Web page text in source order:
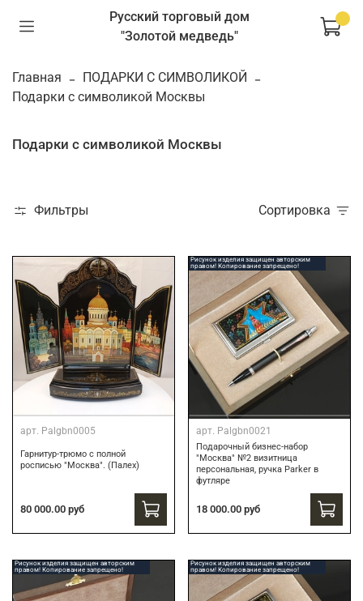
Русский торговый дом
"Золотой медведь"
Главная
ПОДАРКИ С СИМВОЛИКОЙ
Подарки с символикой Москвы
Подарки с символикой Москвы
Фильтры Сортировка
арт. Palgbn0005
Гарнитур-трюмо с полной
росписью "Москва". (Палех)
80 000.00 руб
Рисунок изделия защищен авторским
правом! Копирование запрещено!
арт. Palgbn0021
Подарочный бизнес-набор
"Москва" №2 визитница
персональная, ручка Parker в
футляре
18 000.00 руб
Рисунок изделия защищен авторским
правом! Копирование запрещено!
Рисунок изделия защищен авторским
правом! Копирование запрещено!